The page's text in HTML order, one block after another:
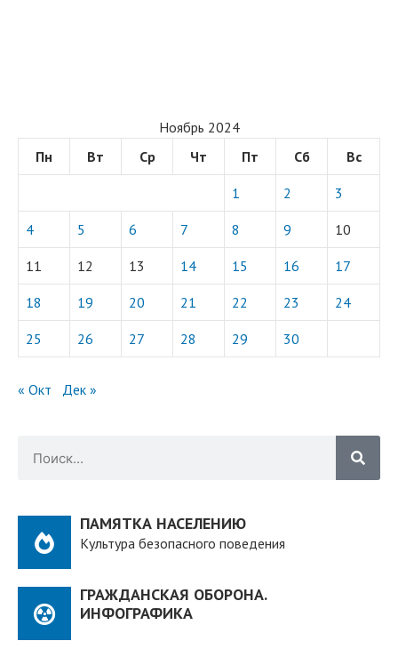
Ноябрь 2024
Пн
Вт Ср Чт Пт Сб Вс
1 2 3
4 5 6 7 8 9 10
11 12 13 14 15 16 17
18 19 20 21 22 23 24
25 26 27 28 29 30
« Окт Дек »
ПАМЯТКА НАСЕЛЕНИЮ
Культура безопасного поведения
ГРАЖДАНСКАЯ ОБОРОНА.
ИНФОГРАФИКА